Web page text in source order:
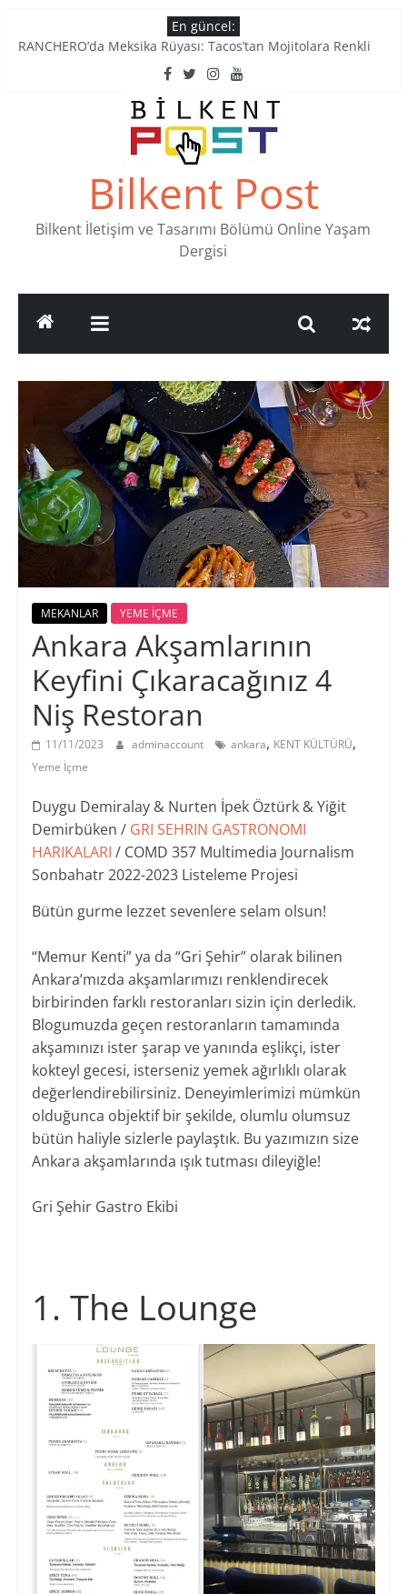
to
En güncel:
Tatlı Konuşalım: Ankara’nın 4 Köklü Pastanesi
RANCHERO’da Meksika Rüyası: Tacos’tan Mojitolara Renkli
Ankara’nın Ruhunu Notalarda Yaşatan 4 Müzik Durağı
Pullardaki tarih: PTT Pul Müzesi
Stamp Collectors Unite: Places to Find Stamps in Ankara
Bilkent Post
Bilkent İletişim ve Tasarımı Bölümü Online Yaşam
Dergisi
MEKANLAR YEME İÇME
Ankara Akşamlarının
Keyfini Çıkaracağınız 4
Niş Restoran
11/11/2023 adminaccount ankara, KENT KÜLTÜRÜ,
Yeme İçme
Duygu Demiralay & Nurten İpek Öztürk & Yiğit
Demirbüken / GRI SEHRIN GASTRONOMI
HARIKALARI / COMD 357 Multimedia Journalism
Sonbahatr 2022-2023 Listeleme Projesi
Bütün gurme lezzet sevenlere selam olsun!
“Memur Kenti” ya da “Gri Şehir” olarak bilinen
Ankara’mızda akşamlarımızı renklendirecek
birbirinden farklı restoranları sizin için derledik.
Blogumuzda geçen restoranların tamamında
akşamınızı ister şarap ve yanında eşlikçi, ister
kokteyl gecesi, isterseniz yemek ağırlıklı olarak
değerlendirebilirsiniz. Deneyimlerimizi mümkün
olduğunca objektif bir şekilde, olumlu olumsuz
bütün haliyle sizlerle paylaştık. Bu yazımızın size
Ankara akşamlarında ışık tutması dileyiğle!
Gri Şehir Gastro Ekibi
1. The Lounge